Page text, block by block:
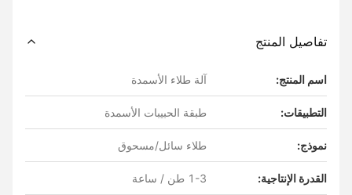
تفاصيل المنتج
اسم المنتج: آلة طلاء الأسمدة
التطبيقات: طبقة الحبيبات الأسمدة
نموذج: طلاء سائل/مسحوق
القدرة الإنتاجية: